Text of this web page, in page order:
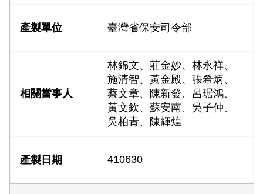
臺灣省保安司令部
林錦文、莊金妙、林永祥、
施清智、黃金殿、張希炳、
蔡文章、陳新發、呂琚鴻、
黃文欽、蘇安南、吳子仲、
吳柏青、陳輝煌
410630